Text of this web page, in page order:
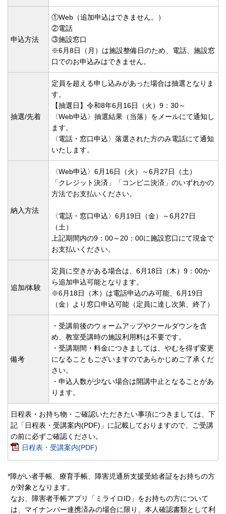
申込方法
①Web（追加申込はできません。）
②電話
③施設窓口
※6月8日（月）は施設整備日のため、電話、施設窓
口でのお申込みはできません。
抽選/先着
定員を超える申し込みがあった場合は抽選となりま
す。
【抽選日】令和8年6月16日（火）9：30～
〈Web申込〉抽選結果（当落）をメールにて通知し
ます。
〈電話・窓口申込〉落選された方のみ電話にて通知
いたします。
納入方法
〈Web申込〉6月16日（火）～6月27日（土）
「クレジット決済」「コンビニ決済」のいずれかの
方法でお支払いください。
〈電話・窓口申込〉6月19日（金）～6月27日
（土）
上記期間内の9：00～20：00に施設窓口にて現金で
お支払いください。
追加/体験
定員に空きがある場合は、6月18日（木）9：00か
ら追加申込可能となります。
※6月18日（木）は電話申込のみ可能、6月19日
（金）より窓口申込可能（定員に達し次第、終了）
備考
・受講前後のウォームアップやクールダウンを含
め、教室受講時の施設利用料は不要です。
・受講期間・料金につきましては、やむを得ず変更
になることもございますのであらかじめご了承くだ
さい。
・申込人数が少ない場合は開講中止となることがあ
ります。
日程表・お持ち物・ご確認いただきたい事項につきましては、下
記「日程表・受講案内(PDF)」に記載しておりますので、ご受講
の前に必ずご確認ください。
日程表・受講案内(PDF)
*障がい者手帳、療育手帳、障害児通所支援受給者証をお持ちの方
が対象となります。
なお、障害者手帳アプリ「ミライロID」をお持ちの方について
は、マイナンバー連携済みの場合に限り、本人確認書類として利